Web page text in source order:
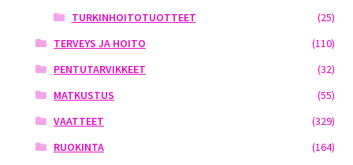
TURKINHOITOTUOTTEET
(25)
TERVEYS JA HOITO
(110)
PENTUTARVIKKEET
(32)
MATKUSTUS
(55)
VAATTEET
(329)
RUOKINTA
(164)